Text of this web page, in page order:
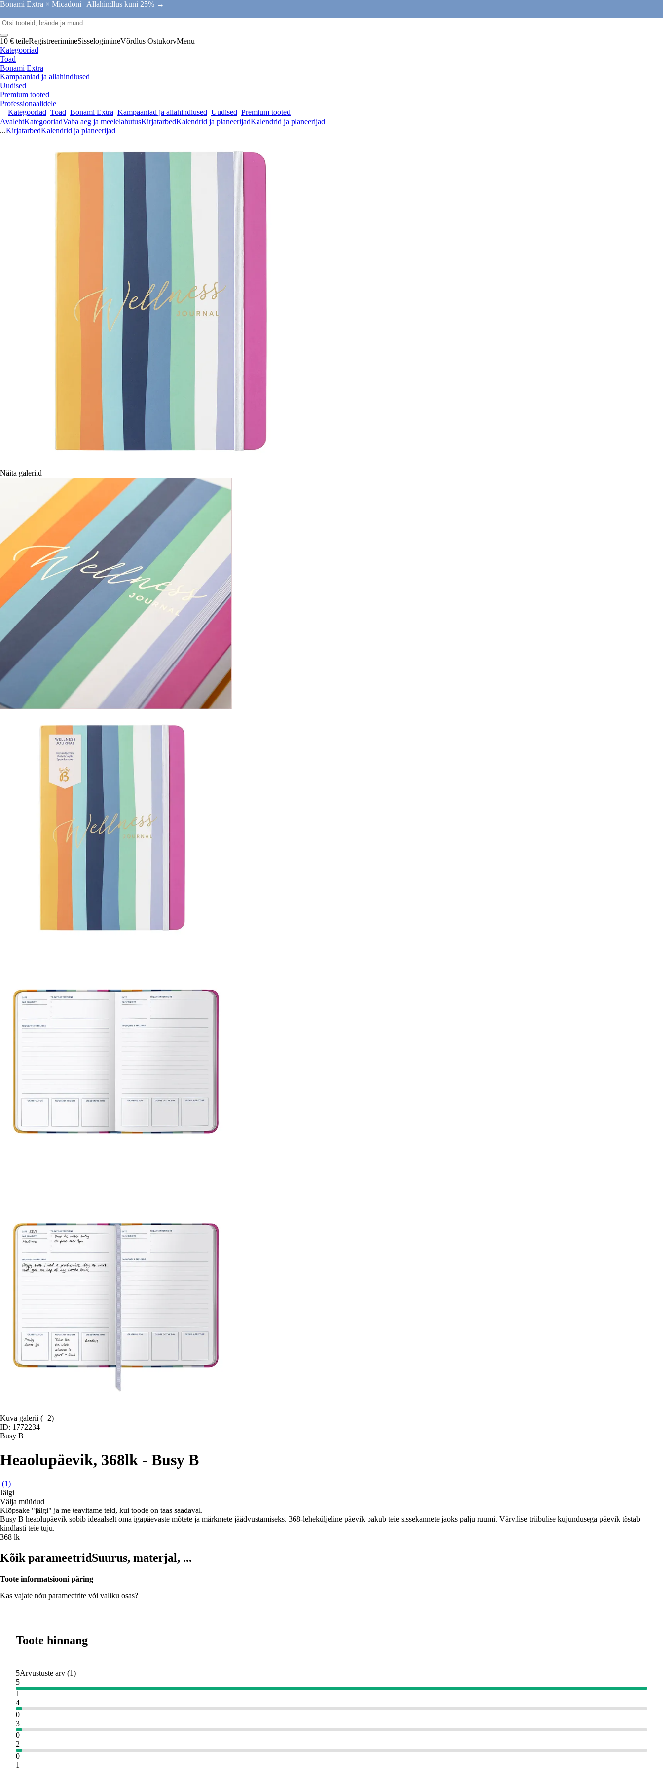
Bonami Extra × Micadoni | Allahindlus kuni 25% →
10 € teileRegistreerimineSisselogimineVõrdlus OstukorvMenu
Kategooriad
Toad
Bonami Extra
Kampaaniad ja allahindlused
Uudised
Premium tooted
Professionaalidele
Kategooriad Toad Bonami Extra Kampaaniad ja allahindlused Uudised Premium tooted
AvalehtKategooriadVaba aeg ja meelelahutusKirjatarbedKalendrid ja planeerijadKalendrid ja planeerijad
...KirjatarbedKalendrid ja planeerijad
Näita galeriid
Kuva galerii (+2)
ID: 1772234
Busy B
Heaolupäevik, 368lk - Busy B
(1)
Jälgi
Välja müüdud
Klõpsake "jälgi" ja me teavitame teid, kui toode on taas saadaval.
Busy B heaolupäevik sobib ideaalselt oma igapäevaste mõtete ja märkmete jäädvustamiseks. 368-leheküljeline päevik pakub teie sissekannete jaoks palju ruumi. Värvilise triibulise kujundusega päevik tõstab
kindlasti teie tuju.
368 lk
Kõik parameetridSuurus, materjal, ...
Toote informatsiooni päring
Kas vajate nõu parameetrite või valiku osas?
Toote hinnang
5Arvustuste arv (1)
5
1
4
0
3
0
2
0
1